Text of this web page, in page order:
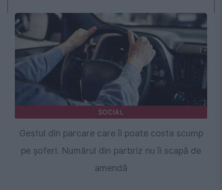
SOCIAL
Gestul din parcare care îi poate costa scump
pe șoferi. Numărul din parbriz nu îi scapă de
amendă